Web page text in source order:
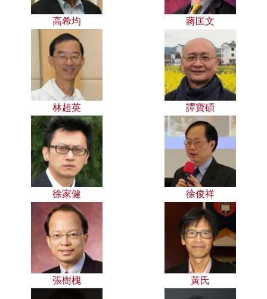
高希均 蔣匡文
林超英 譚寶碩
徐家健 徐俊祥
張樹槐 黃氏